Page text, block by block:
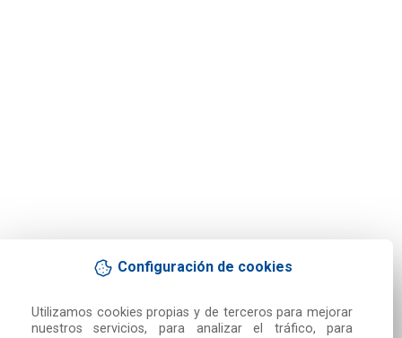
Configuración de cookies
Utilizamos cookies propias y de terceros para mejorar
nuestros servicios, para analizar el tráfico, para